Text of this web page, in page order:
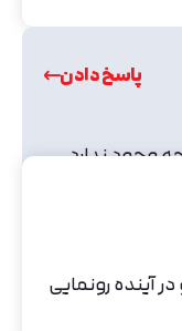
پاسخ دادن
وجود ندارد
آینده رونمایی